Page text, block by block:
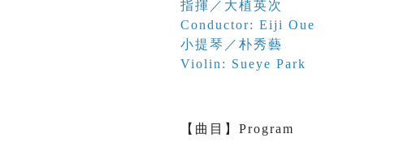
指揮／大植英次
Conductor: Eiji Oue
小提琴／朴秀藝
Violin: Sueye Park
【 曲目 】 Program